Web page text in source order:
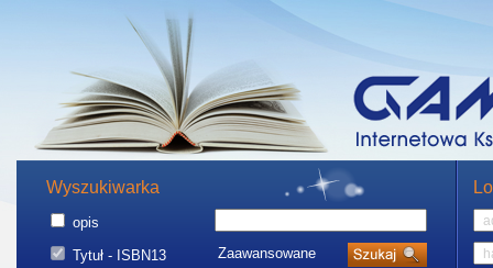
Wyszukiwarka
opis
Tytuł - ISBN13
Zaawansowane